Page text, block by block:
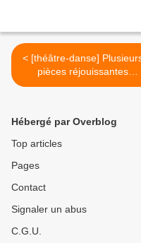
< [théâtre-danse] Plusieurs
pièces réjouissantes
prennent la parole sur les
Hébergé par Overblog
Top articles
Pages
Contact
Signaler un abus
C.G.U.